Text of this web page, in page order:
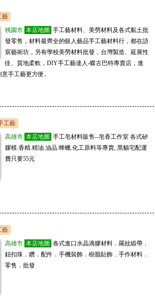
LINE客服@lima888
批發大盤商
款,敬請關注,全網批發價,頂級原單精品上遊貨源供貨廠商,
理批發,大量批價可洽談喔
JL全球代購 www.kitty888.com.tw
或搜尋 JL全球代購 或 www. kitty888.com.tw
勵瑪全球團購批發
自取，一件起批無需繳交入會費，徵實力團媽及想賺第
專業分售，請至商店搜尋"冠亦商行"就能找到我們囉! 滿
喲
JL全球代購 www.kitty888.com.tw
或搜尋 JL全球代購 或 www. kitty888.co
款,敬請關注,全網批發價,頂級原單精品上遊貨源供貨廠商,
加購GAGAGO
!一手供貨，寢具家飾、生活五金千種商品，招收直播
服ID:scgagago01
商行
專業分售，請至商店搜尋"冠亦商行"就能找到我們囉! 滿
喲
JL全球代購
或搜尋 JL全球代購 或 www. kitty888.com.tw
藝
桃園市 本店地圖 手工藝材料、美勞材料及各式黏土批
發零售，材料最齊全的個人藝品手工藝材料行，都在語
宸藝術坊，另有學校美勞材料批發，台灣製造、延展性
佳、質地柔軟，DIY手工藝達人-蝶古巴特專賣店，進
手工藝更方便。
工藝
高雄市 本店地圖 手工皂材料販售--皂香工作室 各式矽
膠模.香精.精油.油品.蜂蠟.化工原料等專賣, 黑貓宅配運
費只要55元
藝
高雄市 本店地圖 各式進口水晶滴膠材料．羅紋緞帶．
鈕扣珠．鑽．配件．手機裝飾．樹脂貼飾．手作材料．
零售．批發